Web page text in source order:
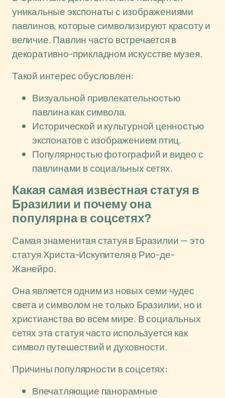
уникальные экспонаты с изображениями
павлинов, которые символизируют красоту и
величие. Павлин часто встречается в
декоративно-прикладном искусстве музея.
Такой интерес обусловлен:
Визуальной привлекательностью
павлина как символа.
Исторической и культурной ценностью
экспонатов с изображением птиц.
Популярностью фотографий и видео с
павлинами в социальных сетях.
Какая самая известная статуя в
Бразилии и почему она
популярна в соцсетях?
Самая знаменитая статуя в Бразилии — это
статуя Христа-Искупителя в Рио-де-
Жанейро.
Она является одним из новых семи чудес
света и символом не только Бразилии, но и
христианства во всем мире. В социальных
сетях эта статуя часто используется как
символ путешествий и духовности.
Причины популярности в соцсетях:
Впечатляющие панорамные